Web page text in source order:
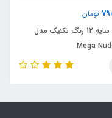
تومان
پالت سایه 12 رنگ تکنیک مدل
Mega